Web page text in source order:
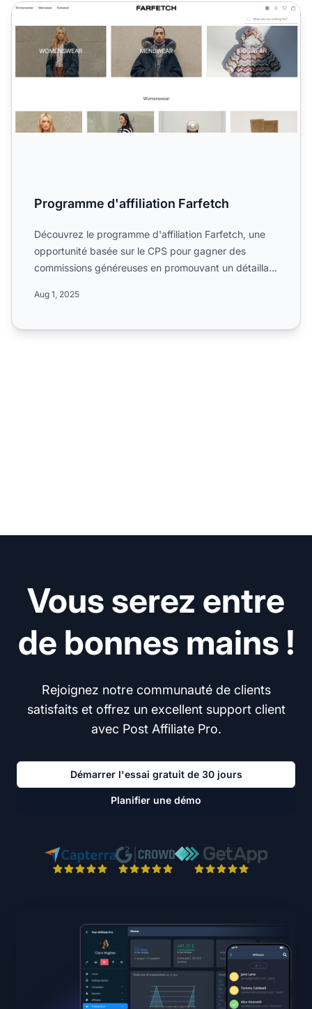
Programme d'affiliation Farfetch
Programme d'affiliation Farfetch
Découvrez le programme d'affiliation Farfetch, une
opportunité basée sur le CPS pour gagner des
commissions généreuses en promouvant un détaillant
Aug 1, 2025
Vous serez entre
de bonnes mains !
Rejoignez notre communauté de clients
satisfaits et offrez un excellent support client
avec Post Affiliate Pro.
Démarrer l'essai gratuit de 30 jours
Planifier une démo